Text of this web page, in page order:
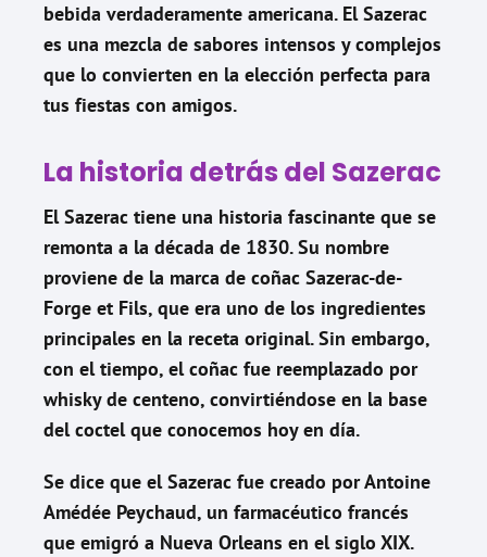
bebida verdaderamente americana. El Sazerac
es una mezcla de sabores intensos y complejos
que lo convierten en la elección perfecta para
tus fiestas con amigos.
La historia detrás del Sazerac
El Sazerac tiene una historia fascinante que se
remonta a la década de 1830. Su nombre
proviene de la marca de coñac Sazerac-de-
Forge et Fils, que era uno de los ingredientes
principales en la receta original. Sin embargo,
con el tiempo, el coñac fue reemplazado por
whisky de centeno, convirtiéndose en la base
del coctel que conocemos hoy en día.
Se dice que el Sazerac fue creado por Antoine
Amédée Peychaud, un farmacéutico francés
que emigró a Nueva Orleans en el siglo XIX.